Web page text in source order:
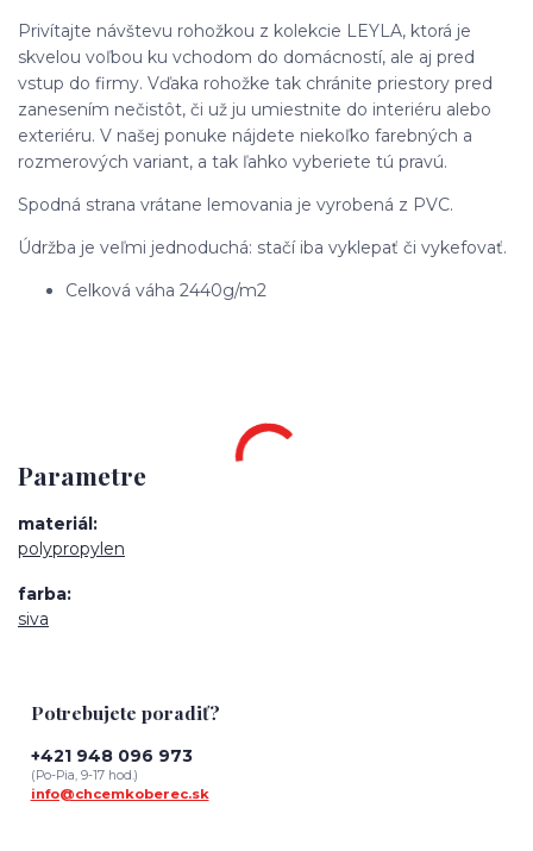
Privítajte návštevu rohožkou z kolekcie LEYLA, ktorá je
skvelou voľbou ku vchodom do domácností, ale aj pred
vstup do firmy. Vďaka rohožke tak chránite priestory pred
zanesením nečistôt, či už ju umiestnite do interiéru alebo
exteriéru. V našej ponuke nájdete niekoľko farebných a
rozmerových variant, a tak ľahko vyberiete tú pravú.
Spodná strana vrátane lemovania je vyrobená z PVC.
Údržba je veľmi jednoduchá: stačí iba vyklepať či vykefovať.
Celková váha 2440g/m2
Parametre
materiál
polypropylen
farba
siva
Potrebujete poradiť?
+421 948 096 973
(Po-Pia, 9-17 hod.)
info@chcemkoberec.sk